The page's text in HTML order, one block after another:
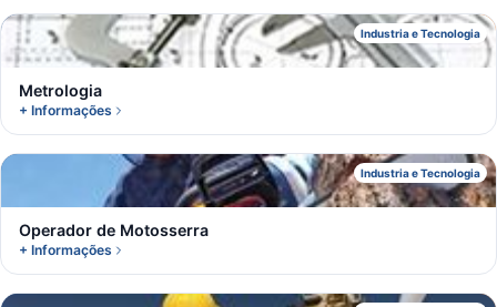
Industria e Tecnologia
M
Metrologia
+ Informações
Industria e Tecnologia
O
Operador de Motosserra
+ Informações